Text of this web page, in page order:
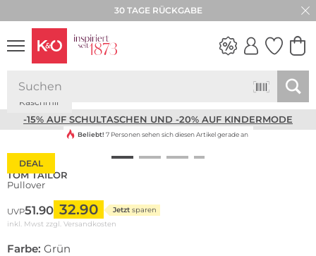
30 TAGE RÜCKGABE
NEW IN
-15% AUF SCHULTASCHEN UND -20% AUF KINDERMODE
DEAL
Kaschmir
Beliebt! 7 Personen sehen sich diesen Artikel gerade an
TOM TAILOR
Pullover
UVP51.90 32.90 Jetzt sparen
inkl. Mwst zzgl. Versandkosten
Farbe: Grün